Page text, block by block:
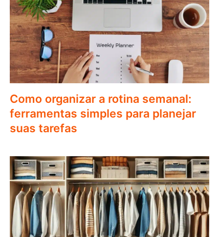
Como organizar a rotina semanal:
ferramentas simples para planejar
suas tarefas